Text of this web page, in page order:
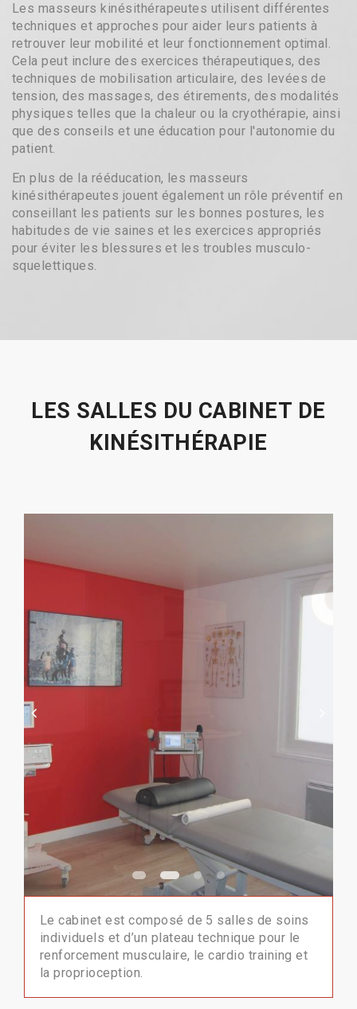
Les masseurs kinésithérapeutes utilisent différentes
techniques et approches pour aider leurs patients à
retrouver leur mobilité et leur fonctionnement optimal.
Cela peut inclure des exercices thérapeutiques, des
techniques de mobilisation articulaire, des levées de
tension, des massages, des étirements, des modalités
physiques telles que la chaleur ou la cryothérapie, ainsi
que des conseils et une éducation pour l'autonomie du
patient.
En plus de la rééducation, les masseurs
kinésithérapeutes jouent également un rôle préventif en
conseillant les patients sur les bonnes postures, les
habitudes de vie saines et les exercices appropriés
pour éviter les blessures et les troubles musculo-
squelettiques.
LES SALLES DU CABINET DE
KINÉSITHÉRAPIE
Le cabinet est composé de 5 salles de soins
individuels et d’un plateau technique pour le
renforcement musculaire, le cardio training et
la proprioception.